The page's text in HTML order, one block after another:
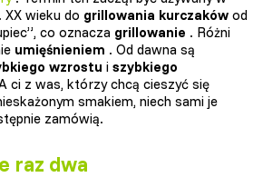
wieku do grillowania kurczaków od
co oznacza grillowanie . Różni
umięśnieniem . Od dawna są
wzrostu i szybkiego
ci z was, którzy chcą cieszyć się
smakiem, niech sami je
zamówią.
raz dwa